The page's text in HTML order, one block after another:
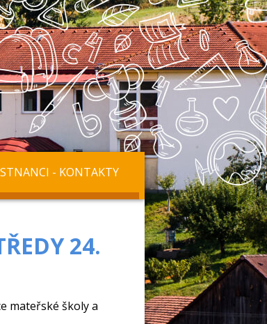
- KONTAKTY
24.
mateřské školy a